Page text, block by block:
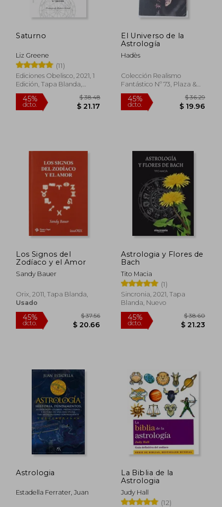
45%
dcto.
45%
dcto.
45%
dcto.
Saturno
Liz Greene
(11)
Ediciones Obelisco, 2021, 1
Edición, Tapa Blanda,
Nuevo
El Universo de la
Astrología
Hadès
Colección Realismo
Fantástico Nº 73, Plaza &
Janés Editores, Tapa
Blanda,
Usado
Los Signos del
Zodíaco y el Amor
Sandy Bauer
Orix, 2011, Tapa Blanda,
Usado
Astrologia y Flores de
Bach
Tito Macia
(1)
Sincronia, 2021, Tapa
Blanda, Nuevo
Astrologia
Estadella Ferrater, Juan
La Biblia de la
Astrologia
Judy Hall
(12)